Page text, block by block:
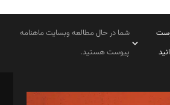
شما در حال مطالعه وبسایت ماهنامه
پیوست هستید.